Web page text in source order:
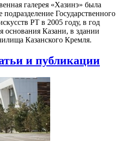
галерея «Хазинэ» была
подразделение Государственного
РТ в 2005 году, в год
основания Казани, в здании
Казанского Кремля.
и публикации